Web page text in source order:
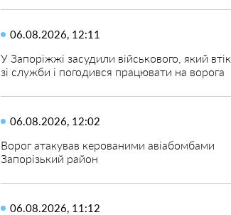
06.08.2026, 12:11
У Запоріжжі засудили військового, який втік
зі служби і погодився працювати на ворога
06.08.2026, 12:02
Ворог атакував керованими авіабомбами
Запорізький район
06.08.2026, 11:12